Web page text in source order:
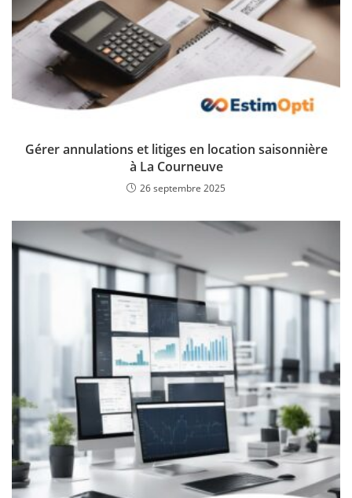
Gérer annulations et litiges en location saisonnière
à La Courneuve
26 septembre 2025